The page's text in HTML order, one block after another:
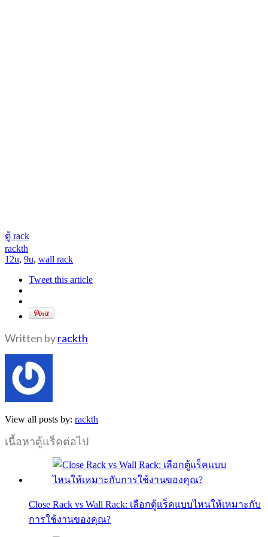
ตู้ rack
rackth
12u, 9u, wall rack
Tweet this article
Written byrackth
View all posts by: rackth
เนื้อหาตู้แร็คต่อไป
Close Rack vs Wall Rack: เลือกตู้แร็คแบบไหนให้เหมาะกับ
การใช้งานของคุณ?